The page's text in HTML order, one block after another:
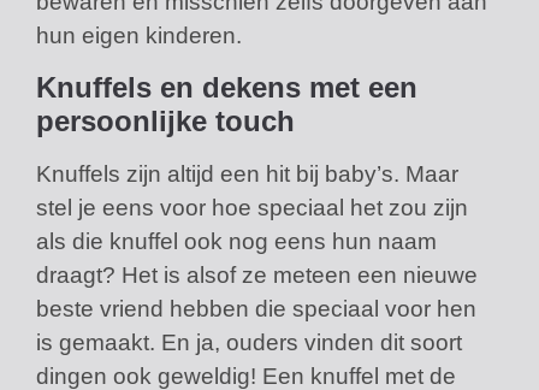
hun eigen kinderen.
Knuffels en dekens met een
persoonlijke touch
Knuffels zijn altijd een hit bij baby’s. Maar
stel je eens voor hoe speciaal het zou zijn
als die knuffel ook nog eens hun naam
draagt? Het is alsof ze meteen een nieuwe
beste vriend hebben die speciaal voor hen
is gemaakt. En ja, ouders vinden dit soort
dingen ook geweldig! Een knuffel met de